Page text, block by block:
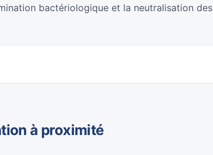
bactériologique et la neutralisation des
à proximité